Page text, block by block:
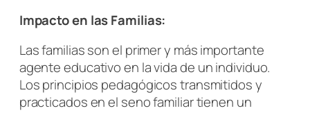
Impacto en las Familias:
Las familias son el primer y más importante
agente educativo en la vida de un individuo.
Los principios pedagógicos transmitidos y
practicados en el seno familiar tienen un